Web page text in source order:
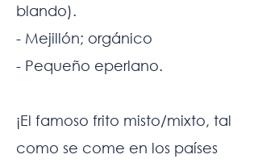
blando).
- Mejillón; orgánico
- Pequeño eperlano.
¡El famoso frito misto/mixto, tal
como se come en los países